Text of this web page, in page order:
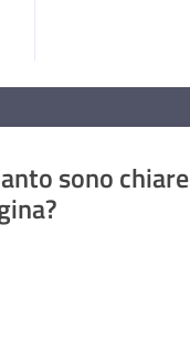
sono